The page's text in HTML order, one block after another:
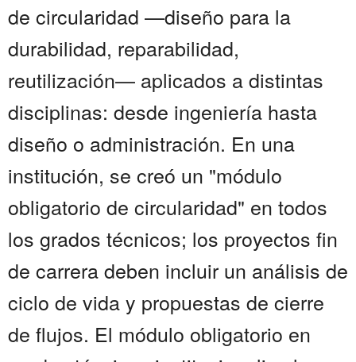
de circularidad —diseño para la
durabilidad, reparabilidad,
reutilización— aplicados a distintas
disciplinas: desde ingeniería hasta
diseño o administración. En una
institución, se creó un "módulo
obligatorio de circularidad" en todos
los grados técnicos; los proyectos fin
de carrera deben incluir un análisis de
ciclo de vida y propuestas de cierre
de flujos. El módulo obligatorio en